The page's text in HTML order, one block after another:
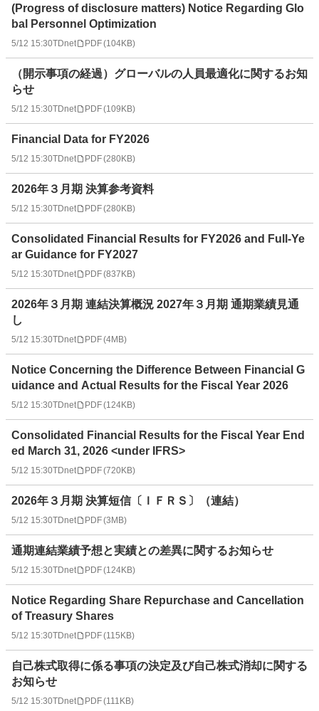
(Progress of disclosure matters) Notice Regarding Glo
bal Personnel Optimization
5/12 15:30TDnet PDF(104KB)
（開示事項の経過）グローバルの人員最適化に関するお知
らせ
5/12 15:30TDnet PDF(109KB)
Financial Data for FY2026
5/12 15:30TDnet PDF(280KB)
2026年３月期 決算参考資料
5/12 15:30TDnet PDF(280KB)
Consolidated Financial Results for FY2026 and Full-Ye
ar Guidance for FY2027
5/12 15:30TDnet PDF(837KB)
2026年３月期 連結決算概況 2027年３月期 通期業績見通
し
5/12 15:30TDnet PDF(4MB)
Notice Concerning the Difference Between Financial G
uidance and Actual Results for the Fiscal Year 2026
5/12 15:30TDnet PDF(124KB)
Consolidated Financial Results for the Fiscal Year End
ed March 31, 2026 <under IFRS>
5/12 15:30TDnet PDF(720KB)
2026年３月期 決算短信〔ＩＦＲＳ〕（連結）
5/12 15:30TDnet PDF(3MB)
通期連結業績予想と実績との差異に関するお知らせ
5/12 15:30TDnet PDF(124KB)
Notice Regarding Share Repurchase and Cancellation
of Treasury Shares
5/12 15:30TDnet PDF(115KB)
自己株式取得に係る事項の決定及び自己株式消却に関する
お知らせ
5/12 15:30TDnet PDF(111KB)